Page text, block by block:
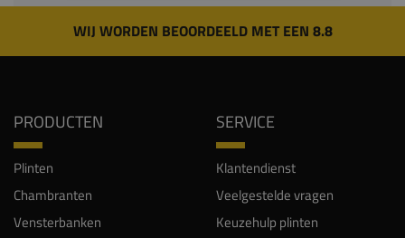
WIJ WORDEN BEOORDEELD MET EEN 8.8
PRODUCTEN
Plinten
Chambranten
Vensterbanken
SERVICE
Klantendienst
Veelgestelde vragen
Keuzehulp plinten